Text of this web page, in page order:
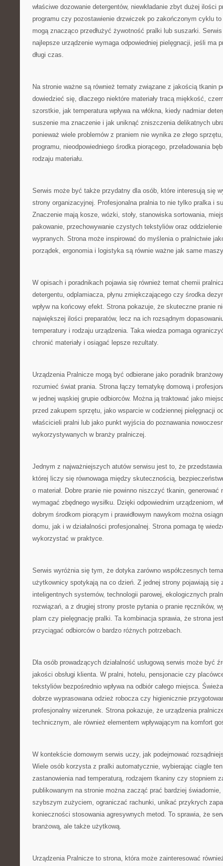
właściwe dozowanie detergentów, niewkładanie zbyt dużej ilości
programu czy pozostawienie drzwiczek po zakończonym cyklu to
mogą znacząco przedłużyć żywotność pralki lub suszarki.
najlepsze urządzenie wymaga odpowiedniej pielęgnacji, jeśli ma
długi czas.
Na stronie ważne są również tematy związane z jakością tkanin
dowiedzieć się, dlaczego niektóre materiały tracą miękkość,
szorstkie, jak temperatura wpływa na włókna, kiedy nadmiar
suszenie ma znaczenie i jak uniknąć zniszczenia delikatnych
ponieważ wiele problemów z praniem nie wynika ze złego
programu, nieodpowiedniego środka piorącego, przeładowania
rodzaju materiału.
Serwis może być także przydatny dla osób, które interesują się
strony organizacyjnej. Profesjonalna pralnia to nie tylko pralka i
Znaczenie mają kosze, wózki, stoły, stanowiska sortowania,
pakowanie, przechowywanie czystych tekstyliów oraz
wypranych. Strona może inspirować do myślenia o pralnictwie
porządek, ergonomia i logistyka są równie ważne jak same
W opisach i poradnikach pojawia się również temat chemii
detergentu, odplamiacza, płynu zmiękczającego czy środka
wpływ na końcowy efekt. Strona pokazuje, że skuteczne pranie
największej ilości preparatów, lecz na ich rozsądnym
temperatury i rodzaju urządzenia. Taka wiedza pomaga
chronić materiały i osiągać lepsze rezultaty.
Urządzenia Pralnicze mogą być odbierane jako poradnik
rozumieć świat prania. Strona łączy tematykę domową i
w jednej wąskiej grupie odbiorców. Można ją traktować jako
przed zakupem sprzętu, jako wsparcie w codziennej pielęgnacji
właścicieli pralni lub jako punkt wyjścia do poznawania
wykorzystywanych w branży pralniczej.
Jednym z najważniejszych atutów serwisu jest to, że
której liczy się równowaga między skutecznością,
o materiał. Dobre pranie nie powinno niszczyć tkanin, generować
wymagać zbędnego wysiłku. Dzięki odpowiednim urządzeniom,
dobrym środkom piorącym i prawidłowym nawykom można
domu, jak i w działalności profesjonalnej. Strona pomaga tę
wykorzystać w praktyce.
Serwis wyróżnia się tym, że dotyka zarówno współczesnych
użytkownicy spotykają na co dzień. Z jednej strony pojawiają się
inteligentnych systemów, technologii parowej, ekologicznych
rozwiązań, a z drugiej strony proste pytania o pranie ręczników,
plam czy pielęgnację pralki. Ta kombinacja sprawia, że strona
przyciągać odbiorców o bardzo różnych potrzebach.
Dla osób prowadzących działalność usługową serwis może być
jakości obsługi klienta. W pralni, hotelu, pensjonacie czy
tekstyliów bezpośrednio wpływa na odbiór całego miejsca.
dobrze wyprasowana odzież robocza czy higienicznie
profesjonalny wizerunek. Strona pokazuje, że urządzenia
technicznym, ale również elementem wpływającym na komfort
W kontekście domowym serwis uczy, jak podejmować
Wiele osób korzysta z pralki automatycznie, wybierając ciągle
zastanowienia nad temperaturą, rodzajem tkaniny czy stopniem
publikowanym na stronie można zacząć prać bardziej
szybszym zużyciem, ograniczać rachunki, unikać przykrych
konieczności stosowania agresywnych metod. To sprawia, że
branżową, ale także użytkową.
Urządzenia Pralnicze to strona, która może zainteresować